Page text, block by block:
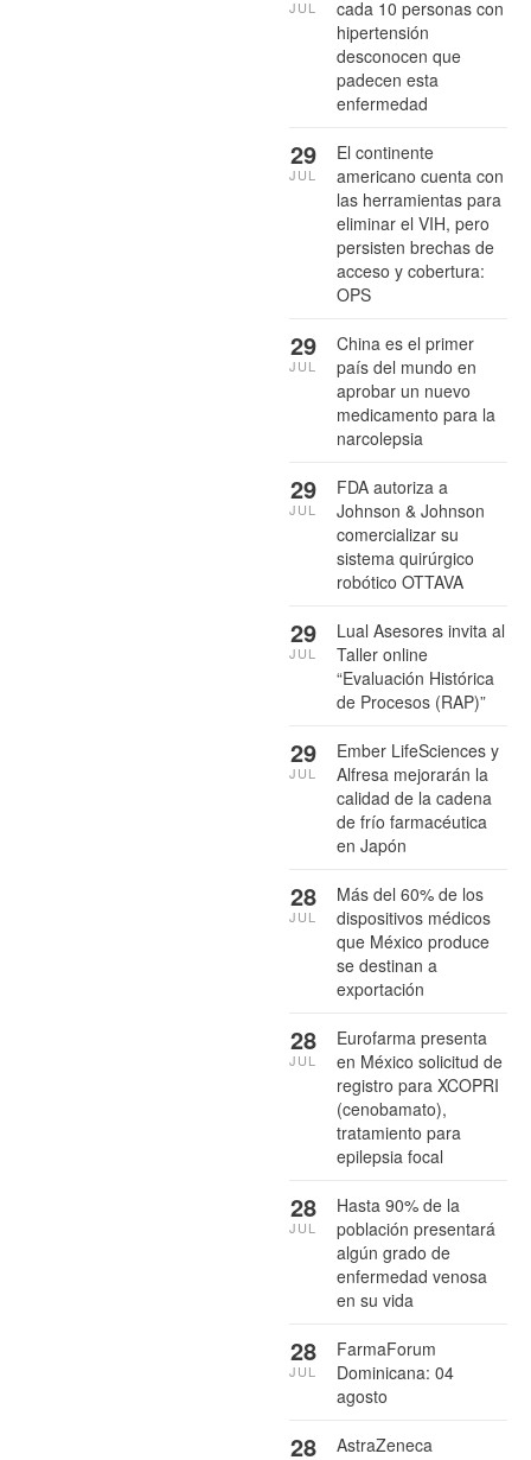
cada 10 personas con
hipertensión
desconocen que
padecen esta
enfermedad
JUL
El continente
americano cuenta con
las herramientas para
eliminar el VIH, pero
persisten brechas de
acceso y cobertura:
OPS
29
JUL
China es el primer
país del mundo en
aprobar un nuevo
medicamento para la
narcolepsia
29
JUL
FDA autoriza a
Johnson & Johnson
comercializar su
sistema quirúrgico
robótico OTTAVA
29
JUL
Lual Asesores invita al
Taller online
“Evaluación Histórica
de Procesos (RAP)”
29
JUL
Ember LifeSciences y
Alfresa mejorarán la
calidad de la cadena
de frío farmacéutica
en Japón
29
JUL
Más del 60% de los
dispositivos médicos
que México produce
se destinan a
exportación
28
JUL
Eurofarma presenta
en México solicitud de
registro para XCOPRI
(cenobamato),
tratamiento para
epilepsia focal
28
JUL
Hasta 90% de la
población presentará
algún grado de
enfermedad venosa
en su vida
28
JUL
FarmaForum
Dominicana: 04
agosto
28
JUL
AstraZeneca
28